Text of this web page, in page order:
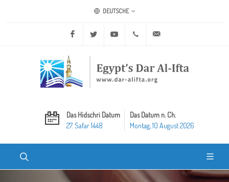
DEUTSCHE
Facebook Twitter Youtube +20 2 25970400
Das Hidschri Datum
27. Safar 1448
Das Datum n. Ch.
Montag, 10 August 2026